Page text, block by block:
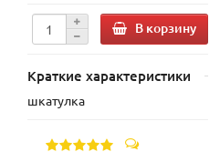
В корзину
Краткие характеристики
шкатулка